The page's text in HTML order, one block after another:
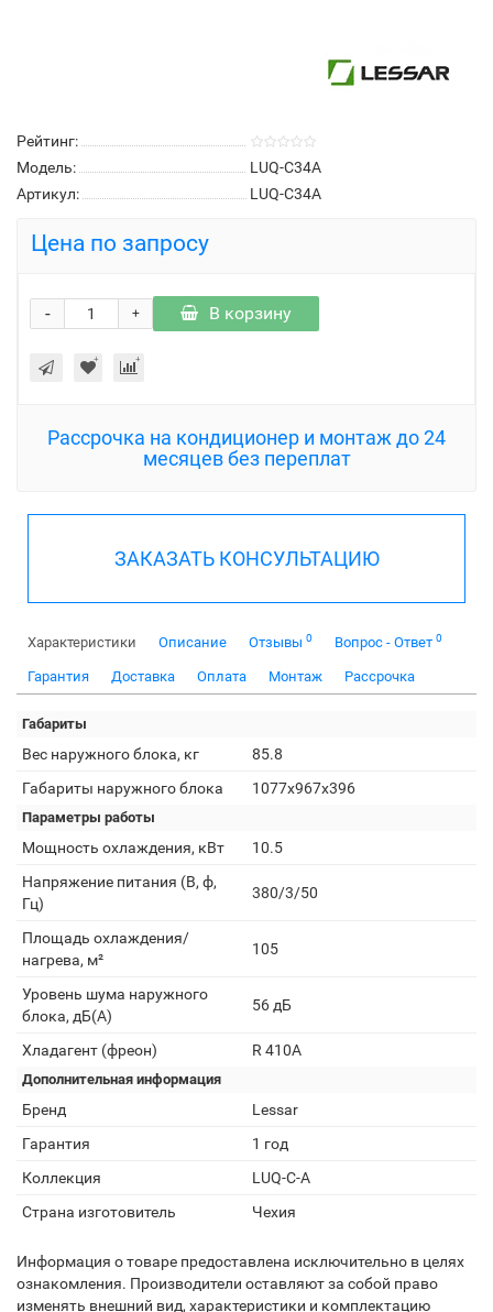
Рейтинг:
Модель:
LUQ-C34A
Артикул:
LUQ-C34A
Цена по запросу
+
- В корзину
Рассрочка на кондиционер и монтаж до 24
месяцев без переплат
ЗАКАЗАТЬ КОНСУЛЬТАЦИЮ
Характеристики Описание Отзывы 0 Вопрос - Ответ 0
Гарантия Доставка Оплата Монтаж Рассрочка
Габариты
Вес наружного блока, кг
85.8
Габариты наружного блока
1077x967x396
Параметры работы
Мощность охлаждения, кВт
10.5
Напряжение питания (В, ф,
Гц)
380/3/50
Площадь охлаждения/
нагрева, м²
105
Уровень шума наружного
блока, дБ(А)
56 дБ
Хладагент (фреон) R 410A
Дополнительная информация
Бренд
Lessar
Гарантия
1 год
Коллекция
LUQ-C-A
Страна изготовитель
Чехия
Информация о товаре предоставлена исключительно в целях
ознакомления. Производители оставляют за собой право
изменять внешний вид, характеристики и комплектацию